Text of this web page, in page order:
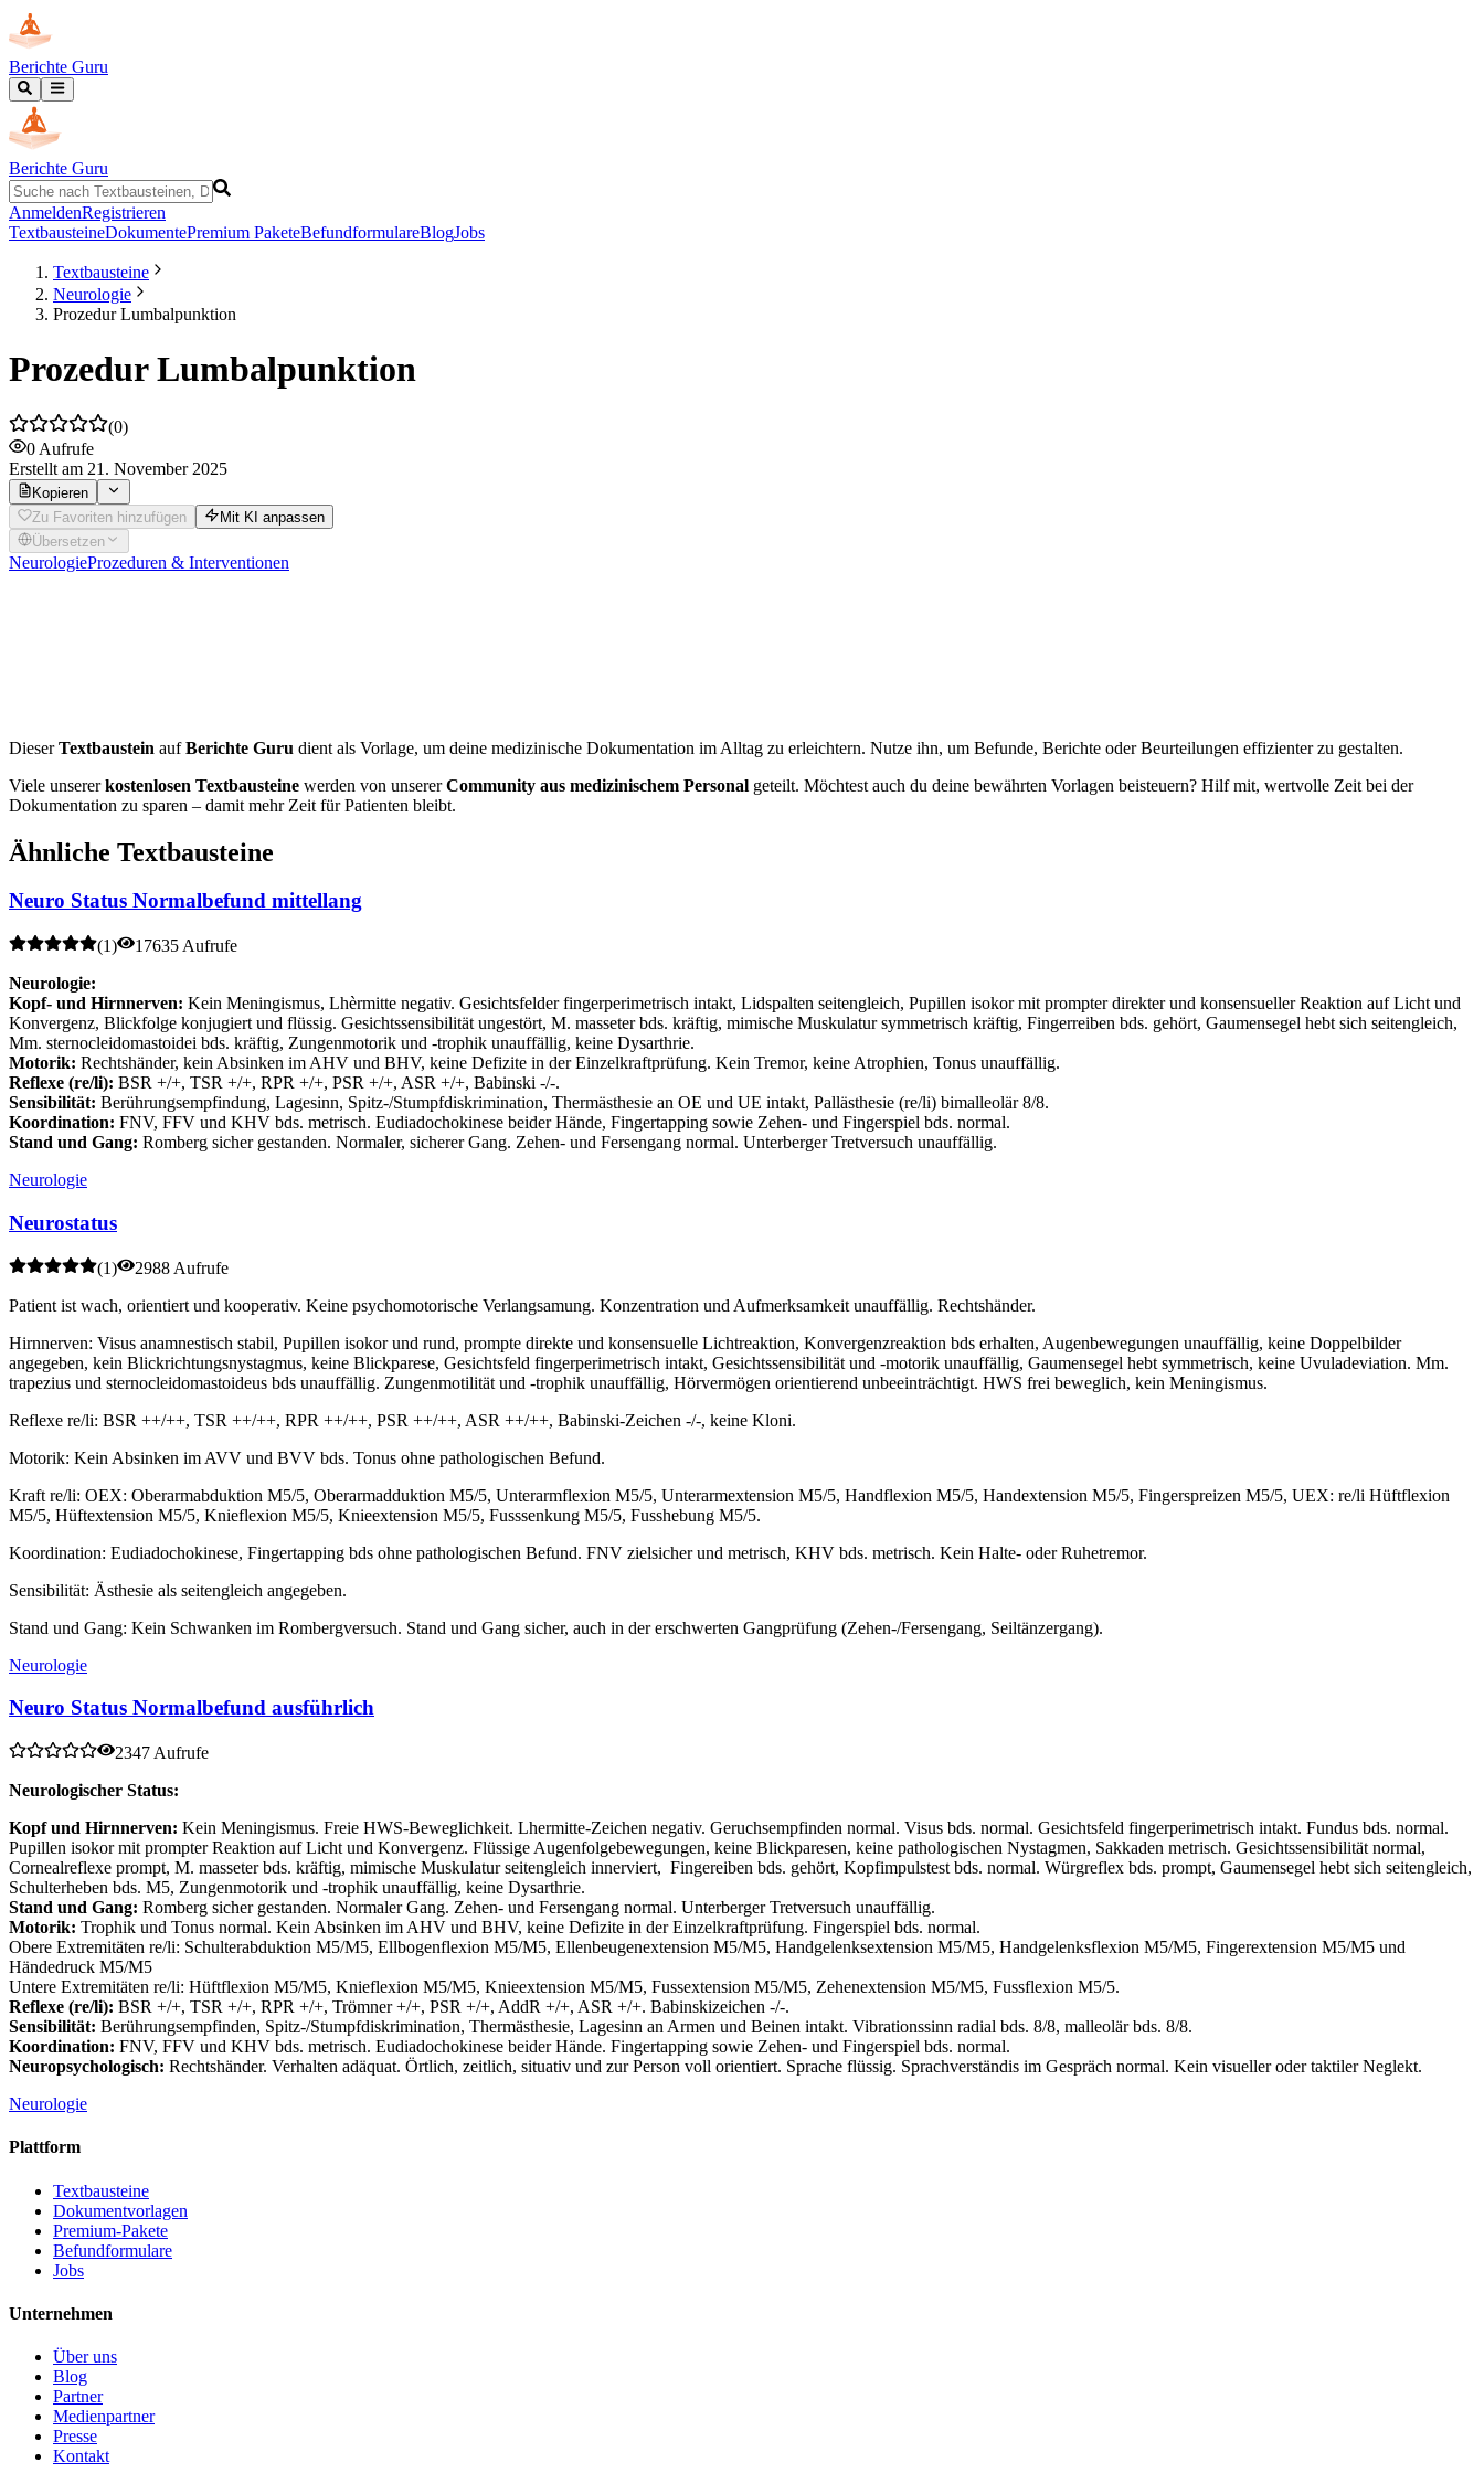
Berichte Guru
Berichte Guru
AnmeldenRegistrieren
TextbausteineDokumentePremium PaketeBefundformulareBlogJobs
Textbausteine
Neurologie
Prozedur Lumbalpunktion
Prozedur Lumbalpunktion
(0)
0 Aufrufe
Erstellt am 21. November 2025
Kopieren
Zu Favoriten hinzufügen
Mit KI anpassen
Übersetzen
NeurologieProzeduren & Interventionen
DieserTextbaustein aufBerichte Guru dient als Vorlage, um deine medizinische Dokumentation im Alltag zu erleichtern. Nutze ihn, um Befunde, Berichte oder Beurteilungen effizienter zu gestalten.
Viele unsererkostenlosen Textbausteine werden von unsererCommunity aus medizinischem Personal geteilt. Möchtest auch du deine bewährten Vorlagen beisteuern? Hilf mit, wertvolle Zeit bei der
Dokumentation zu sparen – damit mehr Zeit für Patienten bleibt.
Ähnliche Textbausteine
Neuro Status Normalbefund mittellang
(1)
17635 Aufrufe
Neurologie:
Kopf- und Hirnnerven: Kein Meningismus, Lhèrmitte negativ. Gesichtsfelder fingerperimetrisch intakt, Lidspalten seitengleich, Pupillen isokor mit prompter direkter und konsensueller Reaktion auf Licht und
Konvergenz, Blickfolge konjugiert und flüssig. Gesichtssensibilität ungestört, M. masseter bds. kräftig, mimische Muskulatur symmetrisch kräftig, Fingerreiben bds. gehört, Gaumensegel hebt sich seitengleich,
Mm. sternocleidomastoidei bds. kräftig, Zungenmotorik und -trophik unauffällig, keine Dysarthrie.
Motorik: Rechtshänder, kein Absinken im AHV und BHV, keine Defizite in der Einzelkraftprüfung. Kein Tremor, keine Atrophien, Tonus unauffällig.
Reflexe (re/li): BSR +/+, TSR +/+, RPR +/+, PSR +/+, ASR +/+, Babinski -/-.
Sensibilität: Berührungsempfindung, Lagesinn, Spitz-/Stumpfdiskrimination, Thermästhesie an OE und UE intakt, Pallästhesie (re/li) bimalleolär 8/8.
Koordination: FNV, FFV und KHV bds. metrisch. Eudiadochokinese beider Hände, Fingertapping sowie Zehen- und Fingerspiel bds. normal.
Stand und Gang: Romberg sicher gestanden. Normaler, sicherer Gang. Zehen- und Fersengang normal. Unterberger Tretversuch unauffällig.
Neurologie
Neurostatus
(1)
2988 Aufrufe
Patient ist wach, orientiert und kooperativ. Keine psychomotorische Verlangsamung. Konzentration und Aufmerksamkeit unauffällig. Rechtshänder.
Hirnnerven: Visus anamnestisch stabil, Pupillen isokor und rund, prompte direkte und konsensuelle Lichtreaktion, Konvergenzreaktion bds erhalten, Augenbewegungen unauffällig, keine Doppelbilder
angegeben, kein Blickrichtungsnystagmus, keine Blickparese, Gesichtsfeld fingerperimetrisch intakt, Gesichtssensibilität und -motorik unauffällig, Gaumensegel hebt symmetrisch, keine Uvuladeviation. Mm.
trapezius und sternocleidomastoideus bds unauffällig. Zungenmotilität und -trophik unauffällig, Hörvermögen orientierend unbeeinträchtigt. HWS frei beweglich, kein Meningismus.
Reflexe re/li: BSR ++/++, TSR ++/++, RPR ++/++, PSR ++/++, ASR ++/++, Babinski-Zeichen -/-, keine Kloni.
Motorik: Kein Absinken im AVV und BVV bds. Tonus ohne pathologischen Befund.
Kraft re/li: OEX: Oberarmabduktion M5/5, Oberarmadduktion M5/5, Unterarmflexion M5/5, Unterarmextension M5/5, Handflexion M5/5, Handextension M5/5, Fingerspreizen M5/5, UEX: re/li Hüftflexion
M5/5, Hüftextension M5/5, Knieflexion M5/5, Knieextension M5/5, Fusssenkung M5/5, Fusshebung M5/5.
Koordination: Eudiadochokinese, Fingertapping bds ohne pathologischen Befund. FNV zielsicher und metrisch, KHV bds. metrisch. Kein Halte- oder Ruhetremor.
Sensibilität: Ästhesie als seitengleich angegeben.
Stand und Gang: Kein Schwanken im Rombergversuch. Stand und Gang sicher, auch in der erschwerten Gangprüfung (Zehen-/Fersengang, Seiltänzergang).
Neurologie
Neuro Status Normalbefund ausführlich
2347 Aufrufe
Neurologischer Status:
Kopf und Hirnnerven: Kein Meningismus. Freie HWS-Beweglichkeit. Lhermitte-Zeichen negativ. Geruchsempfinden normal. Visus bds. normal. Gesichtsfeld fingerperimetrisch intakt. Fundus bds. normal.
Pupillen isokor mit prompter Reaktion auf Licht und Konvergenz. Flüssige Augenfolgebewegungen, keine Blickparesen, keine pathologischen Nystagmen, Sakkaden metrisch. Gesichtssensibilität normal,
Cornealreflexe prompt, M. masseter bds. kräftig, mimische Muskulatur seitengleich innerviert, Fingereiben bds. gehört, Kopfimpulstest bds. normal. Würgreflex bds. prompt, Gaumensegel hebt sich seitengleich,
Schulterheben bds. M5, Zungenmotorik und -trophik unauffällig, keine Dysarthrie.
Stand und Gang: Romberg sicher gestanden. Normaler Gang. Zehen- und Fersengang normal. Unterberger Tretversuch unauffällig.
Motorik: Trophik und Tonus normal. Kein Absinken im AHV und BHV, keine Defizite in der Einzelkraftprüfung. Fingerspiel bds. normal.
Obere Extremitäten re/li: Schulterabduktion M5/M5, Ellbogenflexion M5/M5, Ellenbeugenextension M5/M5, Handgelenksextension M5/M5, Handgelenksflexion M5/M5, Fingerextension M5/M5 und
Händedruck M5/M5
Untere Extremitäten re/li: Hüftflexion M5/M5, Knieflexion M5/M5, Knieextension M5/M5, Fussextension M5/M5, Zehenextension M5/M5, Fussflexion M5/5.
Reflexe (re/li): BSR +/+, TSR +/+, RPR +/+, Trömner +/+, PSR +/+, AddR +/+, ASR +/+. Babinskizeichen -/-.
Sensibilität: Berührungsempfinden, Spitz-/Stumpfdiskrimination, Thermästhesie, Lagesinn an Armen und Beinen intakt. Vibrationssinn radial bds. 8/8, malleolär bds. 8/8.
Koordination: FNV, FFV und KHV bds. metrisch. Eudiadochokinese beider Hände. Fingertapping sowie Zehen- und Fingerspiel bds. normal.
Neuropsychologisch: Rechtshänder. Verhalten adäquat. Örtlich, zeitlich, situativ und zur Person voll orientiert. Sprache flüssig. Sprachverständis im Gespräch normal. Kein visueller oder taktiler Neglekt.
Neurologie
Plattform
Textbausteine
Dokumentvorlagen
Premium-Pakete
Befundformulare
Jobs
Unternehmen
Über uns
Blog
Partner
Medienpartner
Presse
Kontakt